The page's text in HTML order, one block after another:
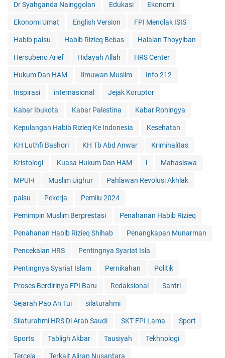
Dr Syahganda Nainggolan Edukasi Ekonomi
Ekonomi Umat English Version FPI Menolak ISIS
Habib palsu Habib Rizieq Bebas Halalan Thoyyiban
Hersubeno Arief Hidayah Allah HRS Center
Hukum Dan HAM Ilmuwan Muslim Info 212
Inspirasi internasional Jejak Koruptor
Kabar Ibukota Kabar Palestina Kabar Rohingya
Kepulangan Habib Rizieq Ke Indonesia Kesehatan
KH Luthfi Bashori KH Tb Abd Anwar Kriminalitas
Kristologi Kuasa Hukum Dan HAM Mahasiswa
MPUI-I Muslim Uighur Pahlawan Revolusi Akhlak
palsu Pekerja Pemilu 2024
Pemimpin Muslim Berprestasi Penahanan Habib Rizieq
Penahanan Habib Rizieq Shihab Penangkapan Munarman
Pencekalan HRS Pentingnya Syariat Isla
Pentingnya Syariat Islam Pernikahan Politik
Proses Berdirinya FPI Baru Redaksional Santri
Sejarah Pao An Tui silaturahmi
Silaturahmi HRS Di Arab Saudi SKT FPI Lama Sport
Sports Tabligh Akbar Tausiyah Tekhnologi
Tercela Terkait Aliran Nusantara